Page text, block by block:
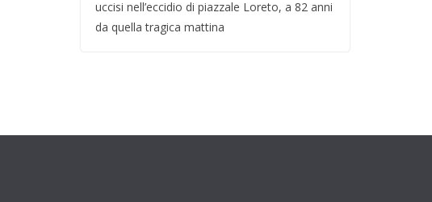
uccisi nell’eccidio di piazzale Loreto, a 82 anni
da quella tragica mattina